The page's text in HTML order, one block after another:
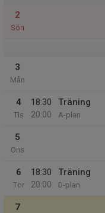
2
Sön
3
Mån
4
Tis
18:30
20:00
Träning
A-plan
5
Ons
6
Tor
18:30
20:00
Träning
D-plan
7